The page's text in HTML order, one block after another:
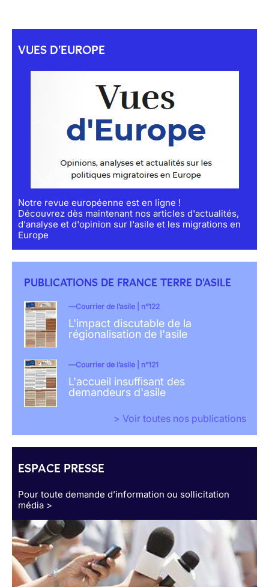
VUES D'EUROPE
Notre revue européenne est en ligne !
Découvrez dès maintenant nos articles d'actualités,
d'analyse et d'opinion sur l'asile et les migrations en
Europe
PUBLICATIONS DE FRANCE TERRE D'ASILE
Courrier de l’asile | n°122
L'impact discutable de la
régionalisation de l'asile
Courrier de l’asile | n°121
L'accueil insuffisant des
demandeurs d'asile
> Voir toutes nos publications
ESPACE PRESSE
Pour toute demande d’information ou sollicitation
média >